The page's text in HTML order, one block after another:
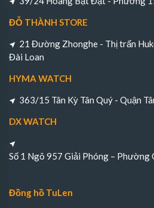
ĐỖ THÀNH STORE
21 Đường Zhonghe - Thị trấn
Đài Loan
HYMA WATCH
363/15 Tân Kỳ Tân Quý - Quận
DX WATCH
Số 1 Ngõ 957 Giải Phóng – Phường
Đồng hồ TuLen